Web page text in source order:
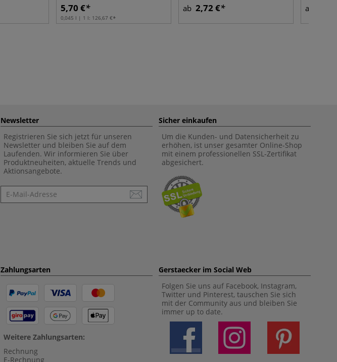
5,70 €
0,045 l | 1 l: 126,67 €
ab 2,72 € ab
Newsletter
Registrieren Sie sich jetzt für unseren
Newsletter und bleiben Sie auf dem
Laufenden. Wir informieren Sie über
Produktneuheiten, aktuelle Trends und
Aktionsangebote.
Newsletter
Sicher einkaufen
Um die Kunden- und Datensicherheit zu
erhöhen, ist unser gesamter Online-Shop
mit einem professionellen SSL-Zertifikat
abgesichert.
Zahlungsarten
Weitere Zahlungsarten:
Rechnung
E-Rechnung
Gerstaecker im Social Web
Folgen Sie uns auf Facebook, Instagram,
Twitter und Pinterest, tauschen Sie sich
mit der Community aus und bleiben Sie
immer up to date.